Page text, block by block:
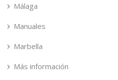
Málaga
Manuales
Marbella
Más información